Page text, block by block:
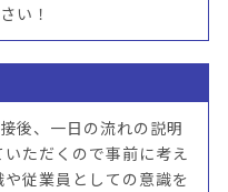
い！
後、一日の流れの説明
ただくので事前に考え
従業員としての意識を